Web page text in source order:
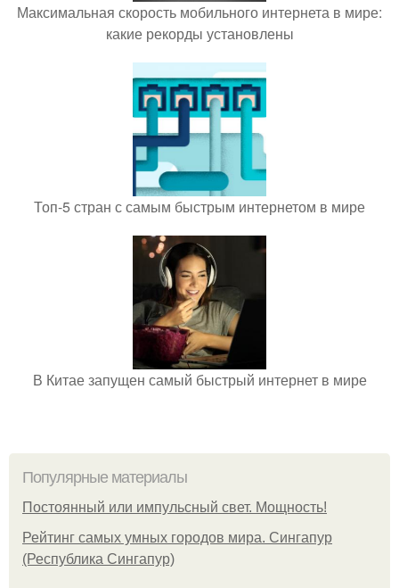
Максимальная скорость мобильного интернета в мире:
какие рекорды установлены
Топ-5 стран с самым быстрым интернетом в мире
В Китае запущен самый быстрый интернет в мире
Популярные материалы
Постоянный или импульсный свет. Мощность!
Рейтинг самых умных городов мира. Сингапур
(Республика Сингапур)